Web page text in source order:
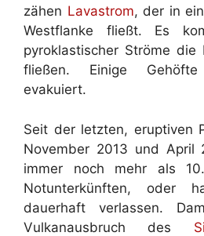
zähen Lavastrom, der in
Westflanke fließt. Es
pyroklastischer Ströme
fließen. Einige
evakuiert.
Seit der letzten, eruptiven
November 2013 und April
immer noch mehr als
Notunterkünften, oder
dauerhaft verlassen.
Vulkanausbruch des